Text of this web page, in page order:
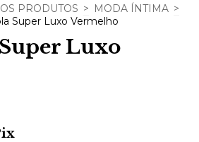
PRODUTOS > MODA ÍNTIMA >
Super Luxo Vermelho
Luxo